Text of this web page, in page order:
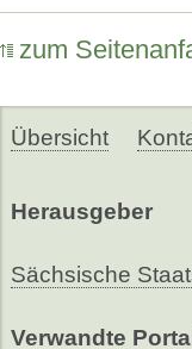
zum
Übersicht
Herausgeber
Sächsische
Verwandte